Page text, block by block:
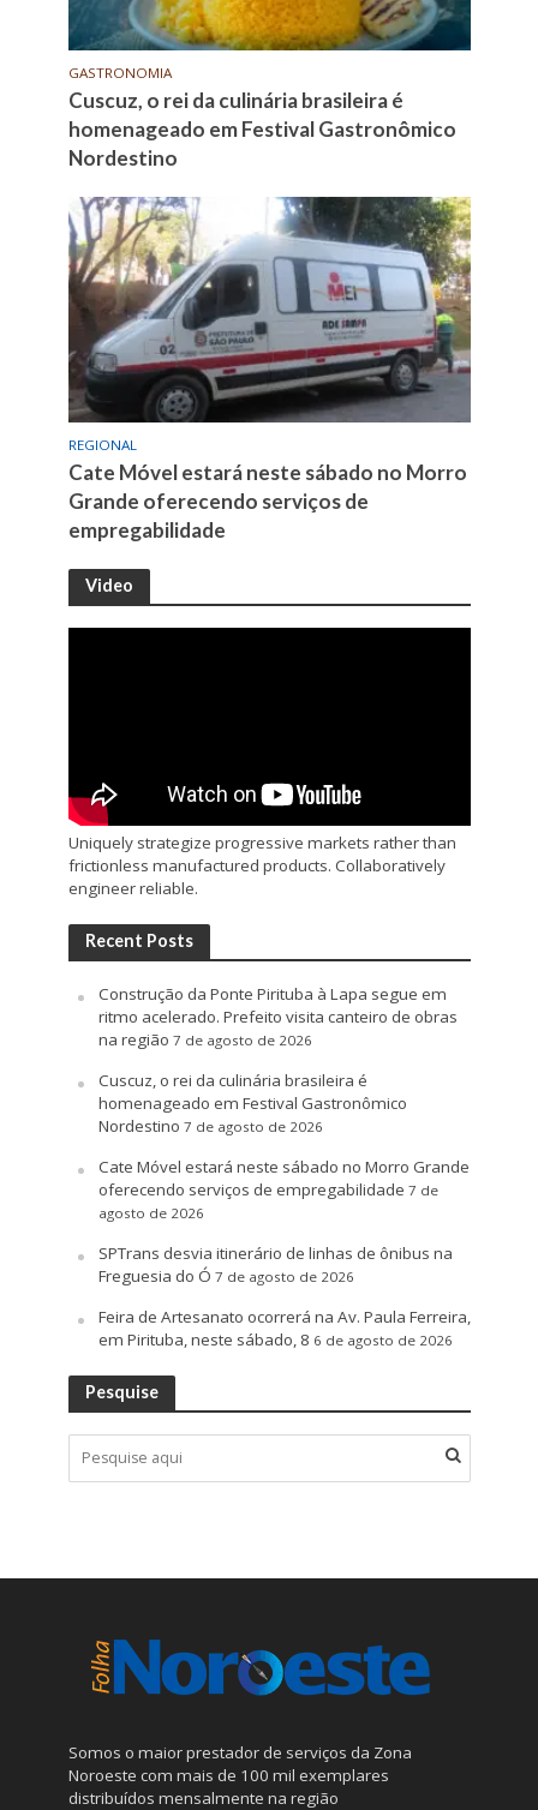
GASTRONOMIA
Cuscuz, o rei da culinária brasileira é
homenageado em Festival Gastronômico
Nordestino
REGIONAL
Cate Móvel estará neste sábado no Morro
Grande oferecendo serviços de
empregabilidade
Video
Uniquely strategize progressive markets rather than
frictionless manufactured products. Collaboratively
engineer reliable.
Recent Posts
Construção da Ponte Pirituba à Lapa segue em
ritmo acelerado. Prefeito visita canteiro de obras
na região 7 de agosto de 2026
Cuscuz, o rei da culinária brasileira é
homenageado em Festival Gastronômico
Nordestino 7 de agosto de 2026
Cate Móvel estará neste sábado no Morro Grande
oferecendo serviços de empregabilidade 7 de
agosto de 2026
SPTrans desvia itinerário de linhas de ônibus na
Freguesia do Ó 7 de agosto de 2026
Feira de Artesanato ocorrerá na Av. Paula Ferreira,
em Pirituba, neste sábado, 8 6 de agosto de 2026
Pesquise
Somos o maior prestador de serviços da Zona
Noroeste com mais de 100 mil exemplares
distribuídos mensalmente na região